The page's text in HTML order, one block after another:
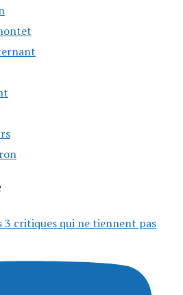
3 critiques qui ne tiennent pas